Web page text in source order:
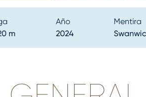
m
Año
2024
Mentira